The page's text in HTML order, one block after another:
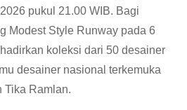
pukul 21.00 WIB. Bagi
Modest Style Runway pada 6
koleksi dari 50 desainer
desainer nasional terkemuka
Tika Ramlan.